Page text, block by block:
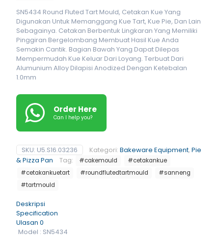
SN5434 Round Fluted Tart Mould, Cetakan Kue Yang
Digunakan Untuk Memanggang Kue Tart, Kue Pie, Dan Lain
Sebagainya. Cetakan Berbentuk Lingkaran Yang Memiliki
Pinggiran Bergelombang Membuat Hasil Kue Anda
Semakin Cantik. Bagian Bawah Yang Dapat Dilepas
Mempermudah Kue Keluar Dari Loyang. Terbuat Dari
Alumunium Alloy Dilapisi Anodized Dengan Ketebalan
1.0mm
Order Here
Can I help you?
SKU: U5.S16.03236 Kategori: Bakeware Equipment, Pie
& Pizza Pan
Tag: #cakemould
#cetakankue
#cetakankuetart
#roundflutedtartmould
#sanneng
#tartmould
Deskripsi
Specification
Ulasan 0
Model : SN5434